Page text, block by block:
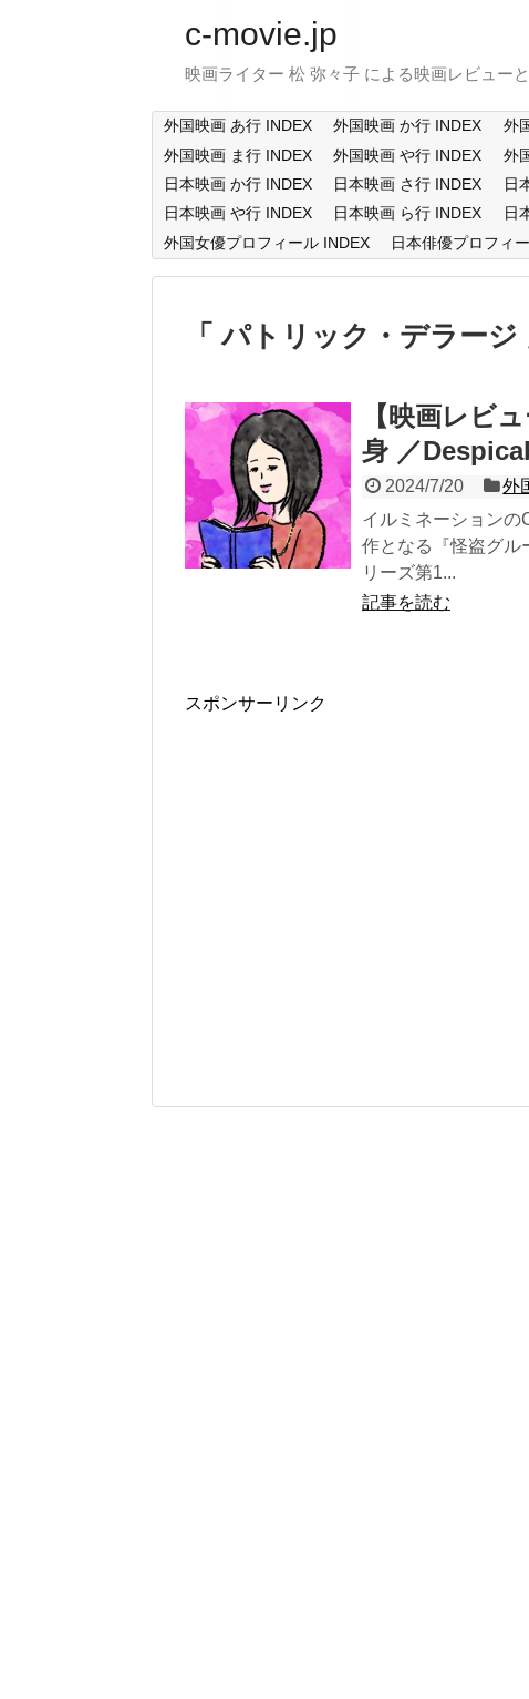
c-movie.jp
映画ライター 松 弥々子 による映画レビュー
外国映画 あ行 INDEX 外国映画 か行 INDEX 外
外国映画 ま行 INDEX
外国映画 や行 INDEX 外
日本映画 か行 INDEX
日本映画 さ行 INDEX 日
日本映画 や行 INDEX
日本映画 ら行 INDEX 日
外国女優プロフィール INDEX
日本俳優プロフィ
パトリック・デラージ
【映画レビ
身 ／
2024/7/20 外
イルミネーションの
作となる『怪盗グル
リーズ第1...
記事を読む
スポンサーリンク